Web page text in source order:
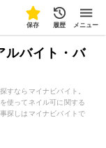
保存 履歴 メニュー
ルバイト・バ
すならマイナビバイト。
使ってネイル可に関する
探しはマイナビバイトで